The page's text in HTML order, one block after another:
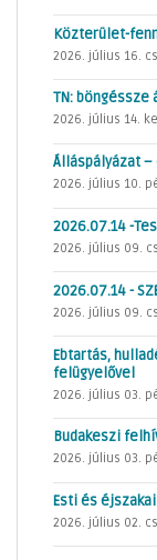
Közterület-
2026. július 16.
TN: böngéssze
2026. július 14.
Álláspályázat –
2026. július 10.
2026.07.14 -
2026. július 09.
2026.07.14 -
2026. július 09.
Ebtartás,
felügyelővel
2026. július 03.
Budakeszi
2026. július 03.
Esti és
2026. július 02.